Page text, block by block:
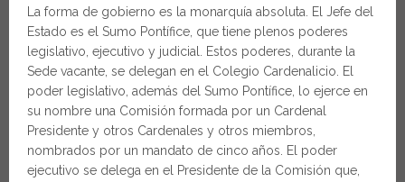
La forma de gobierno es la monarquía absoluta. El Jefe del
Estado es el Sumo Pontífice, que tiene plenos poderes
legislativo, ejecutivo y judicial. Estos poderes, durante la
Sede vacante, se delegan en el Colegio Cardenalicio. El
poder legislativo, además del Sumo Pontífice, lo ejerce en
su nombre una Comisión formada por un Cardenal
Presidente y otros Cardenales y otros miembros,
nombrados por un mandato de cinco años. El poder
ejecutivo se delega en el Presidente de la Comisión que,